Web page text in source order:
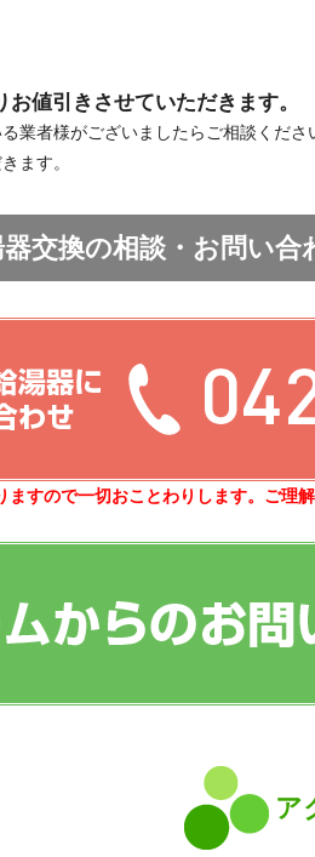
値引きさせていただきます。
業者様がございましたらご相談くださ
ます。
交換の相談・お問い合
すので一切おことわりします。ご理解
ア